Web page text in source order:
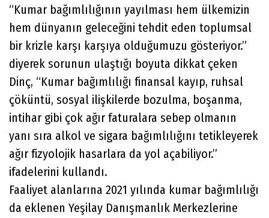
“Kumar bağımlılığının yayılması hem ülkemizin
hem dünyanın geleceğini tehdit eden toplumsal
bir krizle karşı karşıya olduğumuzu gösteriyor.”
diyerek sorunun ulaştığı boyuta dikkat çeken
Dinç, “Kumar bağımlılığı finansal kayıp, ruhsal
çöküntü, sosyal ilişkilerde bozulma, boşanma,
intihar gibi çok ağır faturalara sebep olmanın
yanı sıra alkol ve sigara bağımlılığını tetikleyerek
ağır fizyolojik hasarlara da yol açabiliyor.”
ifadelerini kullandı.
Faaliyet alanlarına 2021 yılında kumar bağımlılığı
da eklenen Yeşilay Danışmanlık Merkezlerine